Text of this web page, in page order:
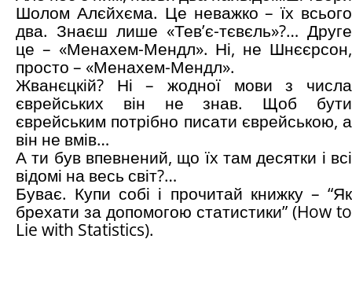
Шолом Алєйхєма. Це неважко – їх всього
два. Знаєш лише «Тев’є-тєвєль»?… Друге
це – «Менахем-Мендл». Ні, не Шнєєрсон,
просто – «Менахем-Мендл».
Жванєцкій? Ні – жодної мови з числа
єврейських він не знав. Щоб бути
єврейським потрібно писати єврейською, а
він не вмів…
А ти був впевнений, що їх там десятки і всі
відомі на весь світ?…
Буває. Купи собі і прочитай книжку – “Як
брехати за допомогою статистики” (How to
Lie with Statistics).